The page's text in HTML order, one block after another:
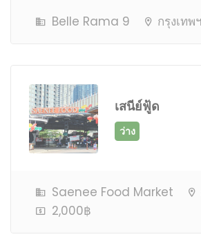
Belle Rama 9 กรุงเทพฯ
เสนีย์ฟู้ด
Saenee Food Market
2,000฿